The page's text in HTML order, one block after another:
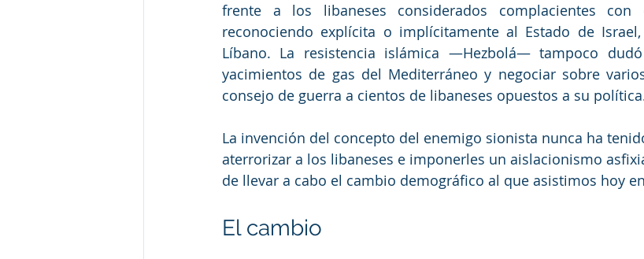
frente a los libaneses considerados complacientes con
reconociendo explícita o implícitamente al Estado de
Líbano. La resistencia islámica —Hezbolá— tampoco
yacimientos de gas del Mediterráneo y negociar sobre
consejo de guerra a cientos de libaneses opuestos a su
La invención del concepto del enemigo sionista nunca ha
aterrorizar a los libaneses e imponerles un aislacionismo
de llevar a cabo el cambio demográfico al que asistimos hoy
El cambio